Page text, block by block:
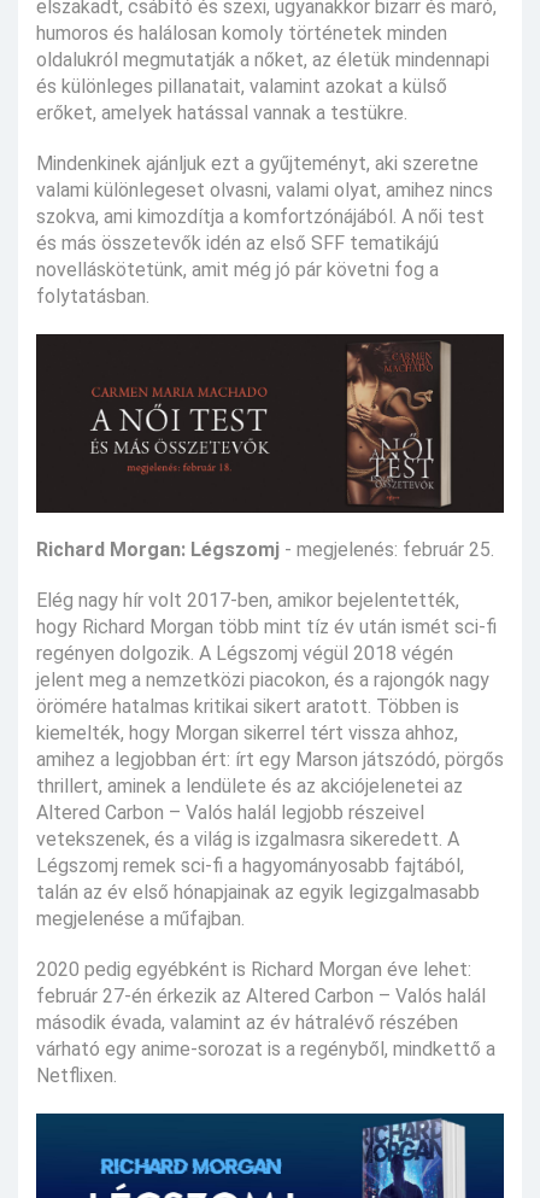
elszakadt, csábító és szexi, ugyanakkor bizarr és maró,
humoros és halálosan komoly történetek minden
oldalukról megmutatják a nőket, az életük mindennapi
és különleges pillanatait, valamint azokat a külső
erőket, amelyek hatással vannak a testükre.
Mindenkinek ajánljuk ezt a gyűjteményt, aki szeretne
valami különlegeset olvasni, valami olyat, amihez nincs
szokva, ami kimozdítja a komfortzónájából. A női test
és más összetevők idén az első SFF tematikájú
novelláskötetünk, amit még jó pár követni fog a
folytatásban.
Richard Morgan: Légszomj - megjelenés: február 25.
Elég nagy hír volt 2017-ben, amikor bejelentették,
hogy Richard Morgan több mint tíz év után ismét sci-fi
regényen dolgozik. A Légszomj végül 2018 végén
jelent meg a nemzetközi piacokon, és a rajongók nagy
örömére hatalmas kritikai sikert aratott. Többen is
kiemelték, hogy Morgan sikerrel tért vissza ahhoz,
amihez a legjobban ért: írt egy Marson játszódó, pörgős
thrillert, aminek a lendülete és az akciójelenetei az
Altered Carbon – Valós halál legjobb részeivel
vetekszenek, és a világ is izgalmasra sikeredett. A
Légszomj remek sci-fi a hagyományosabb fajtából,
talán az év első hónapjainak az egyik legizgalmasabb
megjelenése a műfajban.
2020 pedig egyébként is Richard Morgan éve lehet:
február 27-én érkezik az Altered Carbon – Valós halál
második évada, valamint az év hátralévő részében
várható egy anime-sorozat is a regényből, mindkettő a
Netflixen.